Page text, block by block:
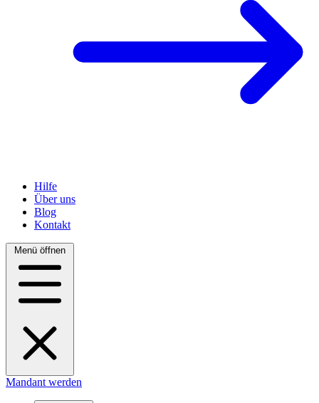
Hilfe
Über uns
Blog
Kontakt
Menü öffnen
Mandant werden